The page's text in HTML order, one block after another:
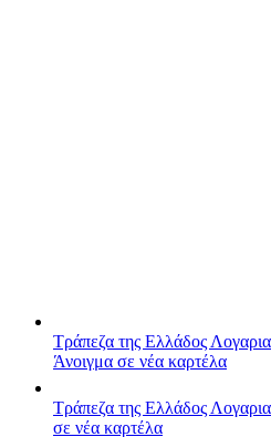
Τράπεζα της Ελλάδος
Άνοιγμα σε νέα καρτέλα
Τράπεζα της Ελλάδος
σε νέα καρτέλα